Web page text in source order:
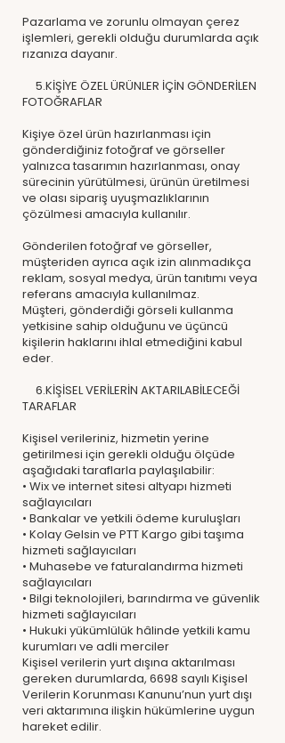
Pazarlama ve zorunlu olmayan çerez
işlemleri, gerekli olduğu durumlarda açık
rızanıza dayanır.
5.KİŞİYE ÖZEL ÜRÜNLER İÇİN GÖNDERİLEN
FOTOĞRAFLAR
Kişiye özel ürün hazırlanması için
gönderdiğiniz fotoğraf ve görseller
yalnızca tasarımın hazırlanması, onay
sürecinin yürütülmesi, ürünün üretilmesi
ve olası sipariş uyuşmazlıklarının
çözülmesi amacıyla kullanılır.
Gönderilen fotoğraf ve görseller,
müşteriden ayrıca açık izin alınmadıkça
reklam, sosyal medya, ürün tanıtımı veya
referans amacıyla kullanılmaz.
Müşteri, gönderdiği görseli kullanma
yetkisine sahip olduğunu ve üçüncü
kişilerin haklarını ihlal etmediğini kabul
eder.
6.KİŞİSEL VERİLERİN AKTARILABİLECEĞİ
TARAFLAR
Kişisel verileriniz, hizmetin yerine
getirilmesi için gerekli olduğu ölçüde
aşağıdaki taraflarla paylaşılabilir:
• Wix ve internet sitesi altyapı hizmeti
sağlayıcıları
• Bankalar ve yetkili ödeme kuruluşları
• Kolay Gelsin ve PTT Kargo gibi taşıma
hizmeti sağlayıcıları
• Muhasebe ve faturalandırma hizmeti
sağlayıcıları
• Bilgi teknolojileri, barındırma ve güvenlik
hizmeti sağlayıcıları
• Hukuki yükümlülük hâlinde yetkili kamu
kurumları ve adli merciler
Kişisel verilerin yurt dışına aktarılması
gereken durumlarda, 6698 sayılı Kişisel
Verilerin Korunması Kanunu’nun yurt dışı
veri aktarımına ilişkin hükümlerine uygun
hareket edilir.